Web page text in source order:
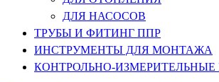
ДЛЯ НАСОСОВ
ТРУБЫ И ФИТИНГ ППР
ИНСТРУМЕНТЫ ДЛЯ МОНТАЖА
КОНТРОЛЬНО-ИЗМЕРИТЕЛЬНЫЕ